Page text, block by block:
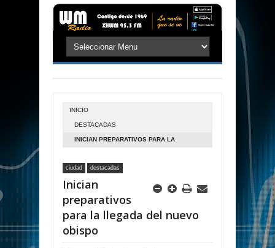
INICIO
DESTACADAS
INICIAN PREPARATIVOS PARA LA
ciudad destacadas
Inician
preparativos
para la llegada del nuevo
obispo